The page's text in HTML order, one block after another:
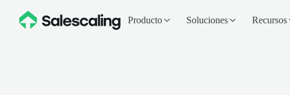
Producto Soluciones Recursos